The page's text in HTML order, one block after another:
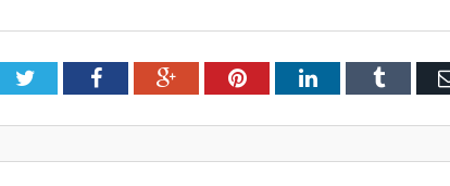
TwitterFacebookGoogle+PinterestLinkedInTumblr